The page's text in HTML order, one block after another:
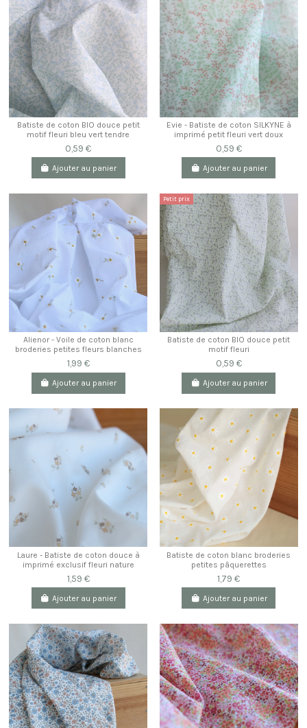
Batiste de coton BIO douce petit
motif fleuri bleu vert tendre
0,59 €
Ajouter au panier
Evie - Batiste de coton SILKYNE à
imprimé petit fleuri vert doux
0,59 €
Ajouter au panier
Alienor - Voile de coton blanc
broderies petites fleurs blanches
1,99 €
Ajouter au panier
Petit prix
Batiste de coton BIO douce petit
motif fleuri
0,59 €
Ajouter au panier
Laure - Batiste de coton douce à
imprimé exclusif fleuri nature
1,59 €
Ajouter au panier
Batiste de coton blanc broderies
petites pâquerettes
1,79 €
Ajouter au panier